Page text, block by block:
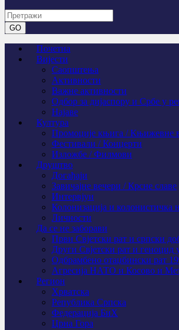
Почетна
Вијести
Саопштења
Активности
Важне активности
Одбор за дијаспору и Србе у
Најаве
Култура
Промоције књига / Књижевне
Фестивали / Концерти
Изложбе / Филмови
Друштво
Догађаји
Завичајне вечери / Крсне славе
Интервјуи
Колонизација и колонистичка
Личности
Да се не заборави
Први Свјeтски рат и српски
Други Свјетски рат и
Одбрамбено отаџбински рат
Агресија НАТО и Косово и
Регион
Хрватска
Република Српска
Федерација БиХ
Црна Гора